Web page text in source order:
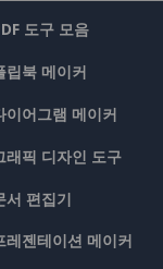
도구 모음
립북 메이커
이어그램 메이커
래픽 디자인 도구
서 편집기
레젠테이션 메이커